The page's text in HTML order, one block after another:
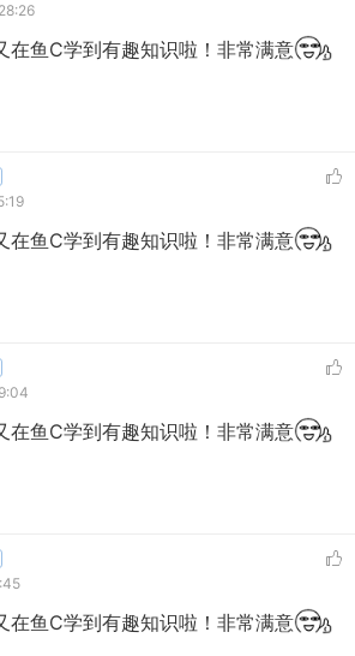
在鱼C学到有趣知识啦！非常满意
在鱼C学到有趣知识啦！非常满意
在鱼C学到有趣知识啦！非常满意
在鱼C学到有趣知识啦！非常满意